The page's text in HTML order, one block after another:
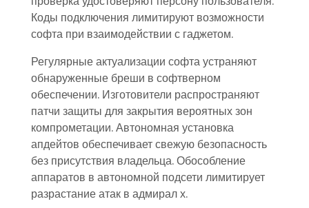
Коды подключения лимитируют возможности
софта при взаимодействии с гаджетом.
Регулярные актуализации софта устраняют
обнаруженные бреши в софтверном
обеспечении. Изготовители распространяют
патчи защиты для закрытия вероятных зон
компрометации. Автономная установка
апдейтов обеспечивает свежую безопасность
без присутствия владельца. Обособление
аппаратов в автономной подсети лимитирует
разрастание атак в адмирал х.